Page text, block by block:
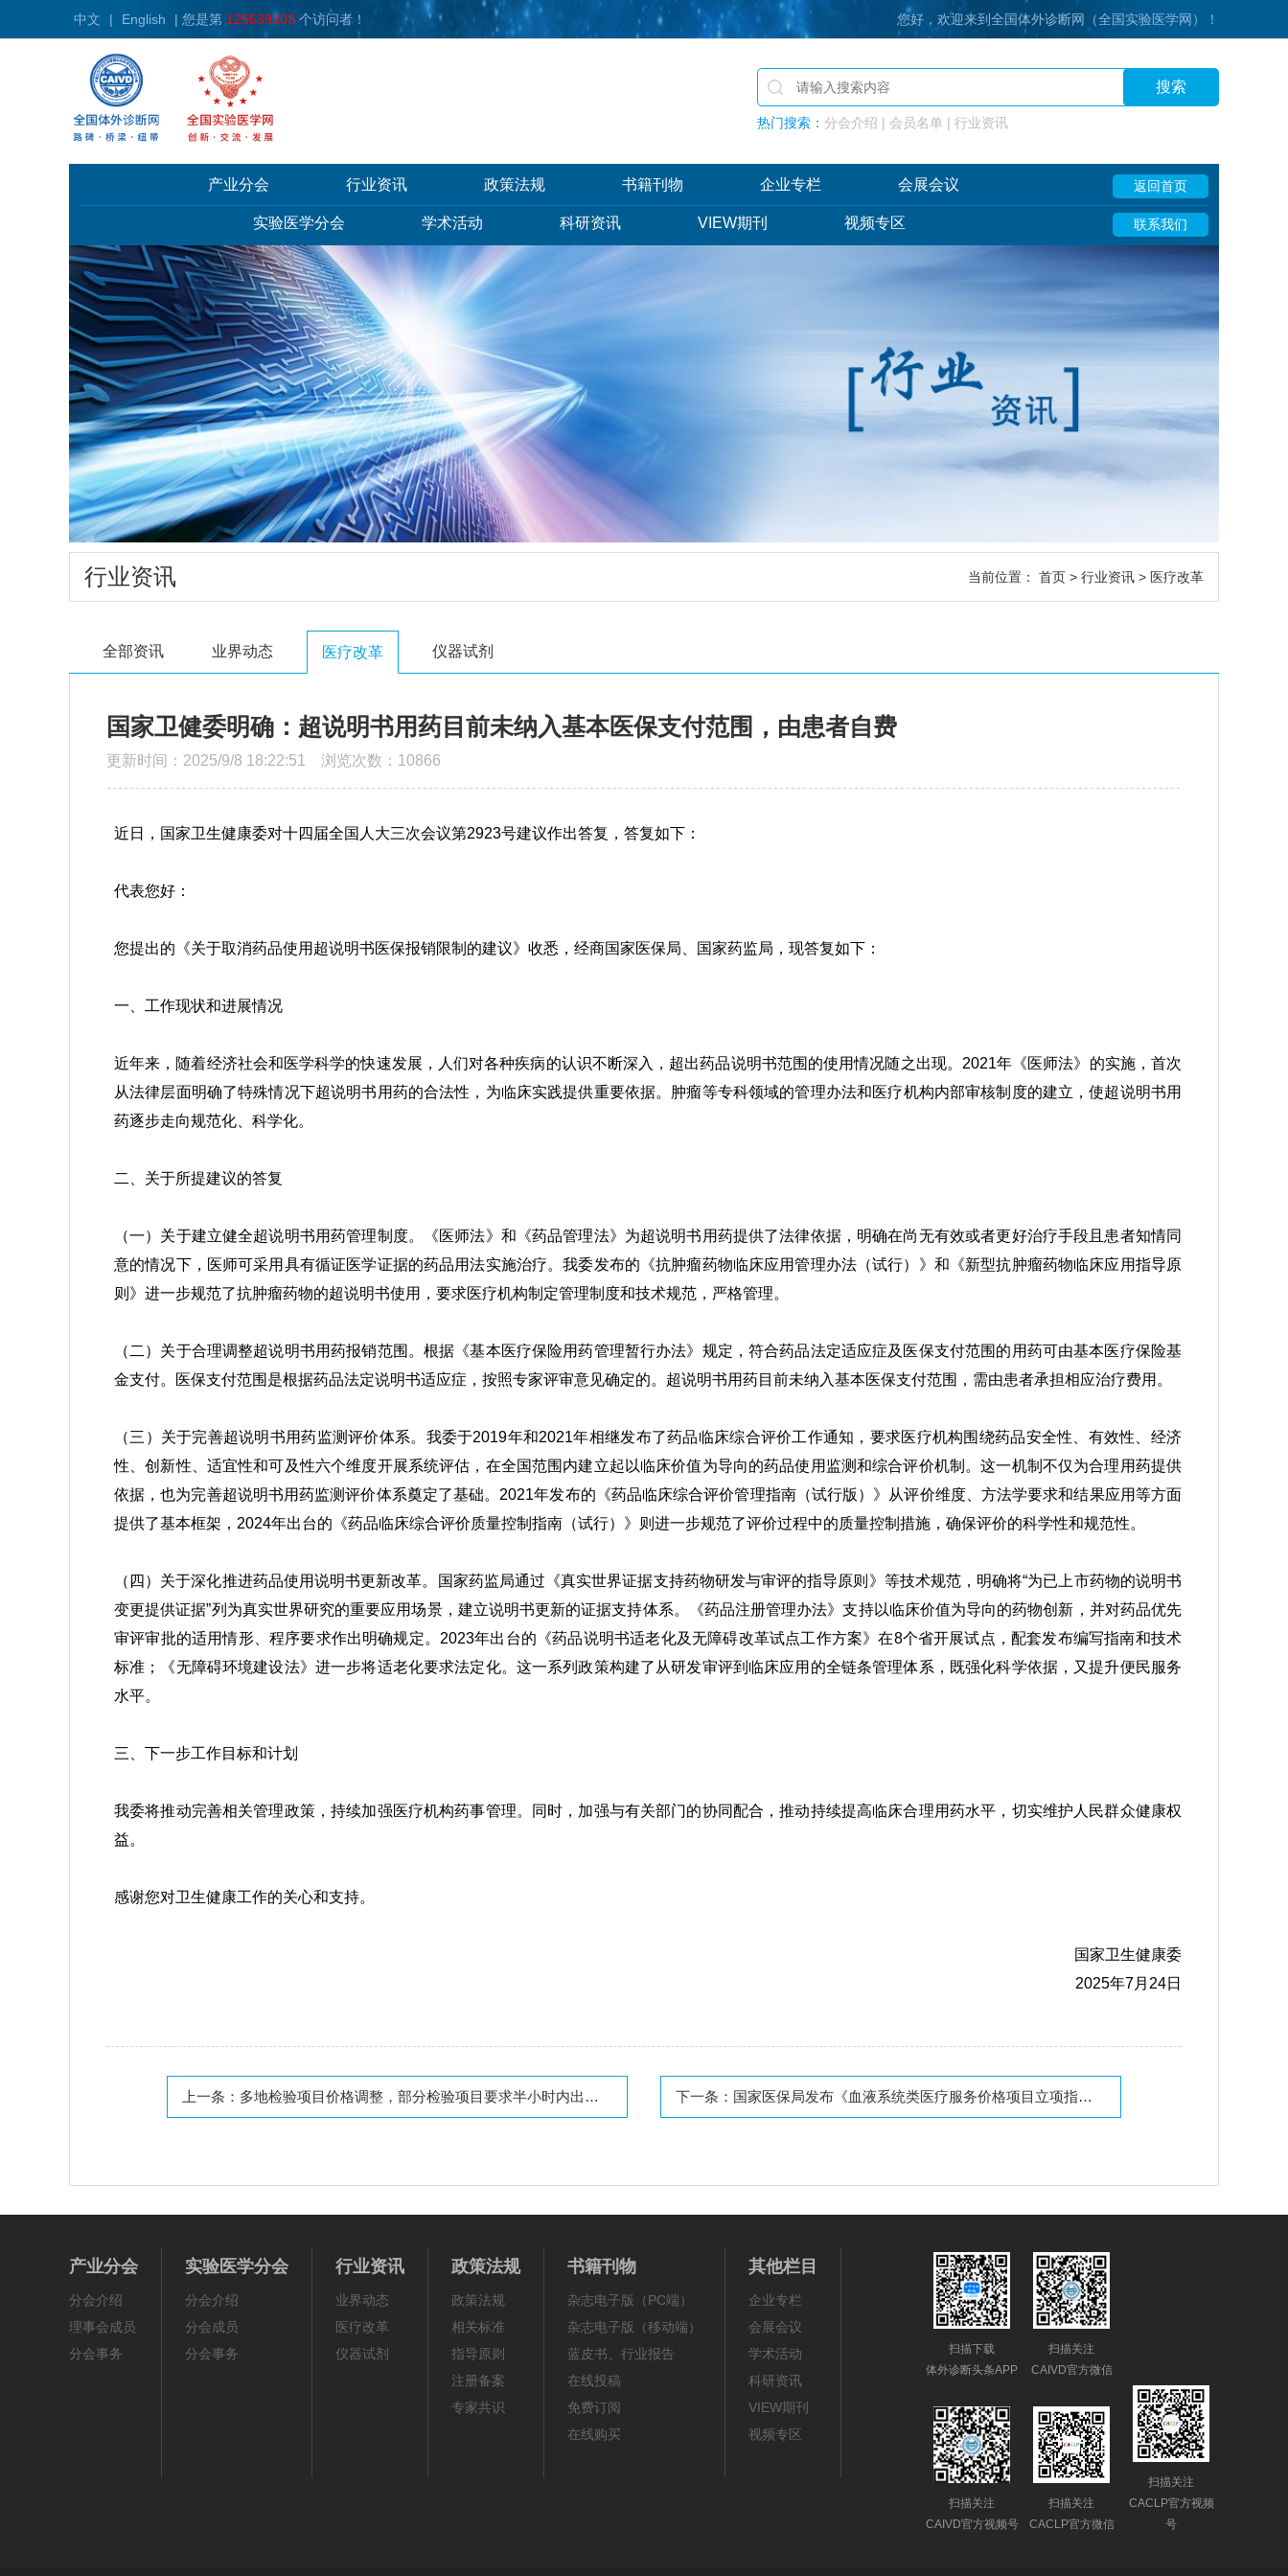
中文 | English | 您是第 125639103 个访问者！ 您好，欢迎来到全国体外诊断网（全国实验医学网）！
搜索
热门搜索： 分会介绍 | 会员名单 | 行业资讯
产业分会 行业资讯 政策法规 书籍刊物 企业专栏 会展会议 返回首页
实验医学分会 学术活动 科研资讯 VIEW期刊 视频专区 联系我们
行业资讯 当前位置： 首页 > 行业资讯 > 医疗改革
全部资讯 业界动态 医疗改革 仪器试剂
国家卫健委明确：超说明书用药目前未纳入基本医保支付范围，由患者自费
更新时间：2025/9/8 18:22:51 浏览次数：10866
近日，国家卫生健康委对十四届全国人大三次会议第2923号建议作出答复，答复如下：
代表您好：
您提出的《关于取消药品使用超说明书医保报销限制的建议》收悉，经商国家医保局、国家药监局，现答复如下：
一、工作现状和进展情况
近年来，随着经济社会和医学科学的快速发展，人们对各种疾病的认识不断深入，超出药品说明书范围的使用情况随之出现。2021年《医师法》的实施，首次
从法律层面明确了特殊情况下超说明书用药的合法性，为临床实践提供重要依据。肿瘤等专科领域的管理办法和医疗机构内部审核制度的建立，使超说明书用
药逐步走向规范化、科学化。
二、关于所提建议的答复
（一）关于建立健全超说明书用药管理制度。《医师法》和《药品管理法》为超说明书用药提供了法律依据，明确在尚无有效或者更好治疗手段且患者知情同
意的情况下，医师可采用具有循证医学证据的药品用法实施治疗。我委发布的《抗肿瘤药物临床应用管理办法（试行）》和《新型抗肿瘤药物临床应用指导原
则》进一步规范了抗肿瘤药物的超说明书使用，要求医疗机构制定管理制度和技术规范，严格管理。
（二）关于合理调整超说明书用药报销范围。根据《基本医疗保险用药管理暂行办法》规定，符合药品法定适应症及医保支付范围的用药可由基本医疗保险基
金支付。医保支付范围是根据药品法定说明书适应症，按照专家评审意见确定的。超说明书用药目前未纳入基本医保支付范围，需由患者承担相应治疗费用。
（三）关于完善超说明书用药监测评价体系。我委于2019年和2021年相继发布了药品临床综合评价工作通知，要求医疗机构围绕药品安全性、有效性、经济
性、创新性、适宜性和可及性六个维度开展系统评估，在全国范围内建立起以临床价值为导向的药品使用监测和综合评价机制。这一机制不仅为合理用药提供
依据，也为完善超说明书用药监测评价体系奠定了基础。2021年发布的《药品临床综合评价管理指南（试行版）》从评价维度、方法学要求和结果应用等方面
提供了基本框架，2024年出台的《药品临床综合评价质量控制指南（试行）》则进一步规范了评价过程中的质量控制措施，确保评价的科学性和规范性。
（四）关于深化推进药品使用说明书更新改革。国家药监局通过《真实世界证据支持药物研发与审评的指导原则》等技术规范，明确将“为已上市药物的说明书
变更提供证据”列为真实世界研究的重要应用场景，建立说明书更新的证据支持体系。《药品注册管理办法》支持以临床价值为导向的药物创新，并对药品优先
审评审批的适用情形、程序要求作出明确规定。2023年出台的《药品说明书适老化及无障碍改革试点工作方案》在8个省开展试点，配套发布编写指南和技术
标准；《无障碍环境建设法》进一步将适老化要求法定化。这一系列政策构建了从研发审评到临床应用的全链条管理体系，既强化科学依据，又提升便民服务
水平。
三、下一步工作目标和计划
我委将推动完善相关管理政策，持续加强医疗机构药事管理。同时，加强与有关部门的协同配合，推动持续提高临床合理用药水平，切实维护人民群众健康权
益。
感谢您对卫生健康工作的关心和支持。
国家卫生健康委
2025年7月24日
上一条： 多地检验项目价格调整，部分检验项目要求半小时内出结果 下一条： 国家医保局发布《血液系统类医疗服务价格项目立项指南(试行)》
产业分会
分会介绍
理事会成员
分会事务
实验医学分会
分会介绍
分会成员
分会事务
行业资讯
业界动态
医疗改革
仪器试剂
政策法规
政策法规
相关标准
指导原则
注册备案
专家共识
书籍刊物
杂志电子版（PC端）
杂志电子版（移动端）
蓝皮书、行业报告
在线投稿
免费订阅
在线购买
其他栏目
企业专栏
会展会议
学术活动
科研资讯
VIEW期刊
视频专区
扫描下载
体外诊断头条APP
扫描关注
CAIVD官方微信
扫描关注
CAIVD官方视频号
扫描关注
CACLP官方微信
扫描关注
CACLP官方视频
号